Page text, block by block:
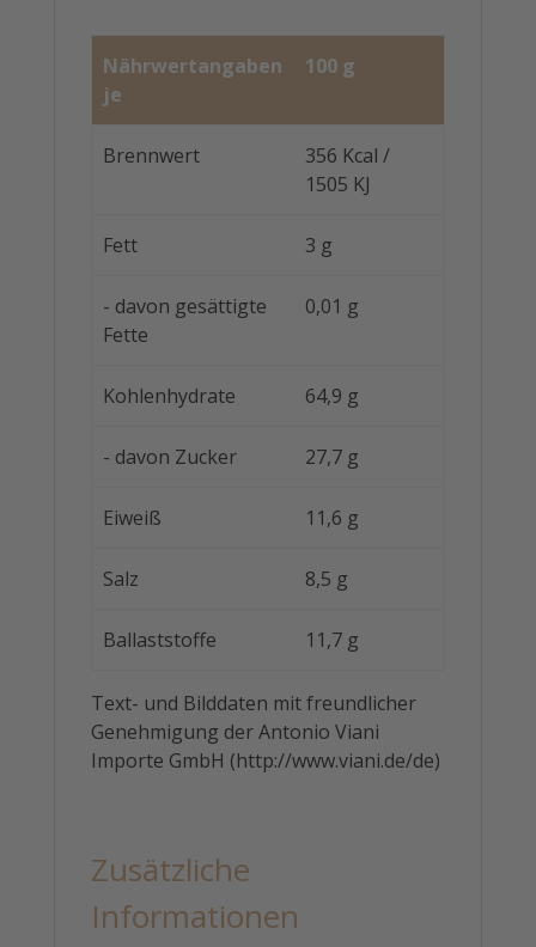
Nährwertangaben
je
100 g
Brennwert
356 Kcal /
1505 KJ
Fett 3 g
- davon gesättigte
Fette
0,01 g
Kohlenhydrate 64,9 g
- davon Zucker 27,7 g
Eiweiß 11,6 g
Salz 8,5 g
Ballaststoffe 11,7 g
Text- und Bilddaten mit freundlicher
Genehmigung der Antonio Viani
Importe GmbH (http://www.viani.de/de)
Zusätzliche
Informationen